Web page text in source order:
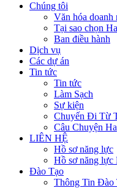
Chúng tôi
Văn hóa doanh
Tại sao chọn
Ban điều hành
Dịch vụ
Các dự án
Tin tức
Tin tức
Làm Sạch
Sự kiện
Chuyến Đi Từ
Câu Chuyện
LIÊN HỆ
Hồ sơ năng lực
Hồ sơ năng lực
Đào Tạo
Thông Tin Đào